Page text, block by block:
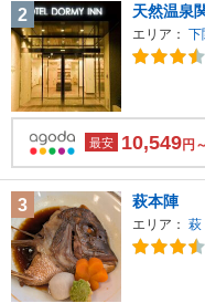
2 天然温泉
エリア： 下
最安 10,549円～
3 萩本陣
エリア： 萩